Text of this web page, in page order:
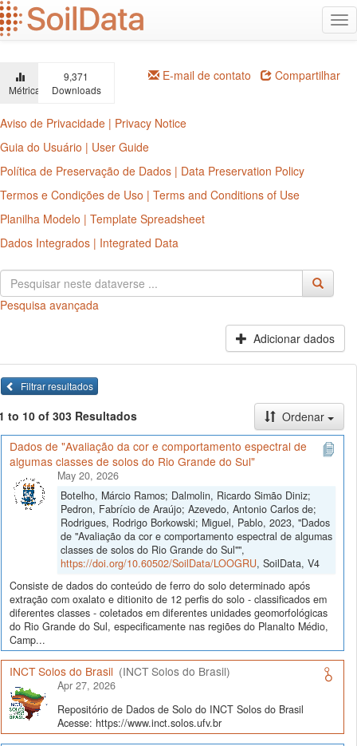
Ir
para
o
principal
Métricas
9,371
Downloads
E-mail de contato Compartilhar
Aviso de Privacidade | Privacy Notice
Guia do Usuário | User Guide
Política de Preservação de Dados | Data Preservation Policy
Termos e Condições de Uso | Terms and Conditions of Use
Planilha Modelo | Template Spreadsheet
Dados Integrados | Integrated Data
Pesquisa avançada
Adicionar dados
Filtrar resultados
to 10 of 303 Resultados
Ordenar
Dados de "Avaliação da cor e comportamento espectral de
algumas classes de solos do Rio Grande do Sul"
May 20, 2026
Botelho, Márcio Ramos; Dalmolin, Ricardo Simão Diniz;
Pedron, Fabrício de Araújo; Azevedo, Antonio Carlos de;
Rodrigues, Rodrigo Borkowski; Miguel, Pablo, 2023, "Dados
de "Avaliação da cor e comportamento espectral de algumas
classes de solos do Rio Grande do Sul"",
https://doi.org/10.60502/SoilData/LOOGRU, SoilData, V4
Consiste de dados do conteúdo de ferro do solo determinado após
extração com oxalato e ditionito de 12 perfis do solo - classificados em
diferentes classes - coletados em diferentes unidades geomorfológicas
do Rio Grande do Sul, especificamente nas regiões do Planalto Médio,
Camp...
INCT Solos do Brasil (INCT Solos do Brasil)
Apr 27, 2026
Repositório de Dados de Solo do INCT Solos do Brasil
Acesse: https://www.inct.solos.ufv.br